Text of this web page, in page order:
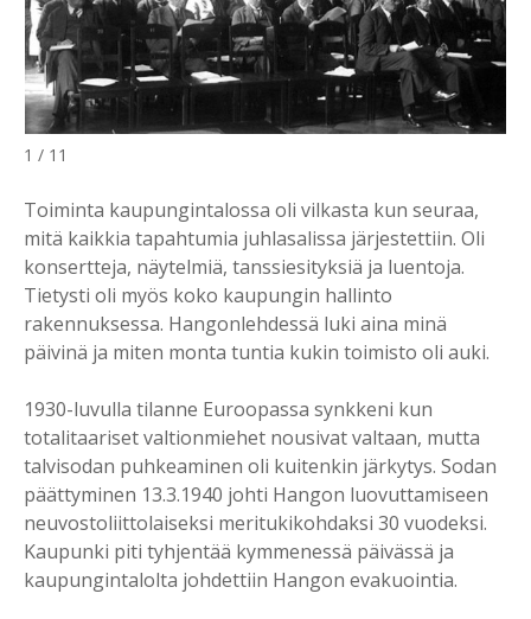
1 / 11
Toiminta kaupungintalossa oli vilkasta kun seuraa,
mitä kaikkia tapahtumia juhlasalissa järjestettiin. Oli
konsertteja, näytelmiä, tanssiesityksiä ja luentoja.
Tietysti oli myös koko kaupungin hallinto
rakennuksessa. Hangonlehdessä luki aina minä
päivinä ja miten monta tuntia kukin toimisto oli auki.
1930-luvulla tilanne Euroopassa synkkeni kun
totalitaariset valtionmiehet nousivat valtaan, mutta
talvisodan puhkeaminen oli kuitenkin järkytys. Sodan
päättyminen 13.3.1940 johti Hangon luovuttamiseen
neuvostoliittolaiseksi meritukikohdaksi 30 vuodeksi.
Kaupunki piti tyhjentää kymmenessä päivässä ja
kaupungintalolta johdettiin Hangon evakuointia.